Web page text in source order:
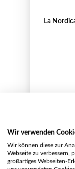
La
Wir verwenden
Wir können diese zur
Webseite zu verbessern,
großartiges Webseiten-